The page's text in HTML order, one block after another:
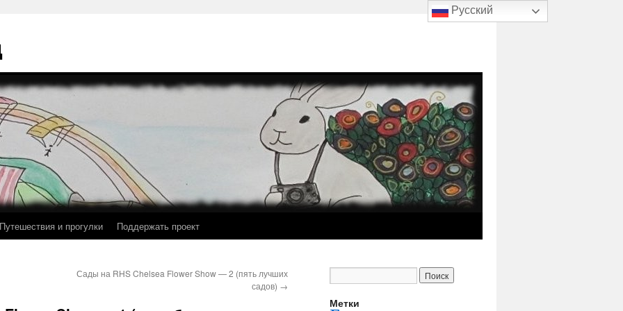
Путешествия и прогулки Поддержать проект
Сады на RHS Chelsea Flower Show — 2 (пять лучших
садов) →
Метки
Русский